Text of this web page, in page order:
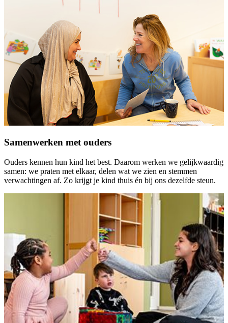
Samenwerken met ouders
Ouders kennen hun kind het best. Daarom werken we gelijkwaardig
samen: we praten met elkaar, delen wat we zien en stemmen
verwachtingen af. Zo krijgt je kind thuis én bij ons dezelfde steun.